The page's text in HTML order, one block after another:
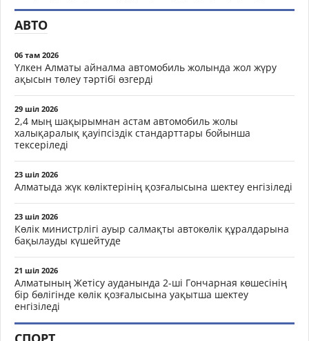
АВТО
06 там 2026
Үлкен Алматы айналма автомобиль жолында жол жүру
ақысын төлеу тәртібі өзгерді
29 шіл 2026
2,4 мың шақырымнан астам автомобиль жолы
халықаралық қауіпсіздік стандарттары бойынша
тексеріледі
23 шіл 2026
Алматыда жүк көліктерінің қозғалысына шектеу енгізіледі
23 шіл 2026
Көлік министрлігі ауыр салмақты автокөлік құралдарына
бақылауды күшейтуде
21 шіл 2026
Алматының Жетісу ауданында 2-ші Гончарная көшесінің
бір бөлігінде көлік қозғалысына уақытша шектеу
енгізіледі